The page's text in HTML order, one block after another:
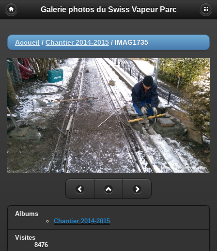
Galerie photos du Swiss Vapeur Parc
Accueil / Chantier 2014-2015 / IMAG1735
Albums
Chantier 2014-2015
Visites
8476